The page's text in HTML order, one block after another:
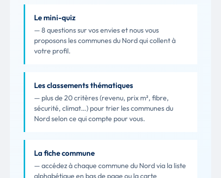
Le mini-quiz
— 8 questions sur vos envies et nous vous
proposons les communes du Nord qui collent à
votre profil.
Les classements thématiques
— plus de 20 critères (revenu, prix m², fibre,
sécurité, climat…) pour trier les communes du
Nord selon ce qui compte pour vous.
La fiche commune
— accédez à chaque commune du Nord via la liste
alphabétique en bas de page ou la carte